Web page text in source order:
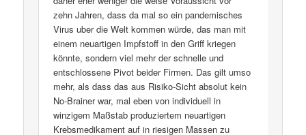
zehn Jahren, dass da mal so ein pandemisches
Virus uber die Welt kommen würde, das man mit
einem neuartigen Impfstoff in den Griff kriegen
könnte, sondern viel mehr der schnelle und
entschlossene Pivot beider Firmen. Das gilt umso
mehr, als dass das aus Risiko-Sicht absolut kein
No-Brainer war, mal eben von individuell in
winzigem Maßstab produziertem neuartigen
Krebsmedikament auf in riesigen Massen zu